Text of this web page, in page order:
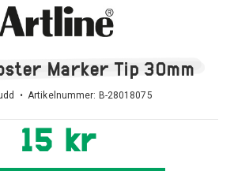
Marker Tip 30mm
• Artikelnummer: B-28018075
15 kr